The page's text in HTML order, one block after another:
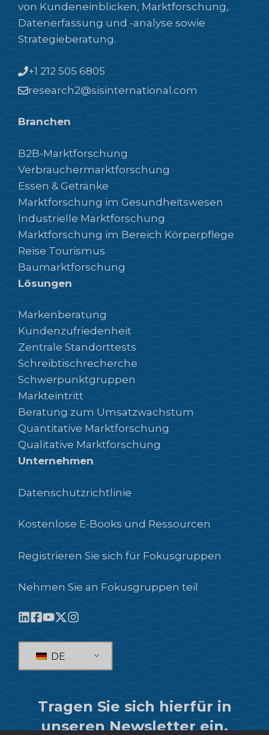
von Kundeneinblicken, Marktforschung,
Datenerfassung und -analyse sowie
Strategieberatung.
+1 212 505 6805
research2@sisinternational.com
Branchen
B2B-Marktforschung
Verbrauchermarktforschung
Essen & Getränke
Marktforschung im Gesundheitswesen
Industrielle Marktforschung
Marktforschung im Bereich Körperpflege
Reise Tourismus
Baumarktforschung
Lösungen
Markenberatung
Kundenzufriedenheit
Zentrale Standorttests
Schreibtischrecherche
Schwerpunktgruppen
Markteintritt
Beratung zum Umsatzwachstum
Quantitative Marktforschung
Qualitative Marktforschung
Unternehmen
Datenschutzrichtlinie
Kostenlose E-Books und Ressourcen
Registrieren Sie sich für Fokusgruppen
Nehmen Sie an Fokusgruppen teil
DE
Tragen Sie sich hierfür in
unseren Newsletter ein.